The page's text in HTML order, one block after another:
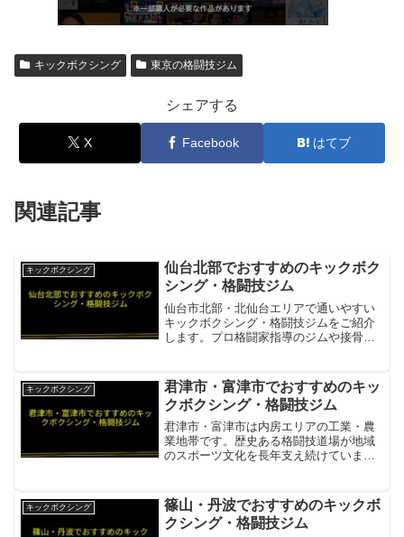
キックボクシング 東京の格闘技ジム
シェアする
X Facebook はてブ
関連記事
キックボクシング
仙台北部でおすすめのキックボク
シング・格闘技ジム
仙台市北部・北仙台エリアで通いやすい
キックボクシング・格闘技ジムをご紹介
します。プロ格闘家指導のジムや接骨院
仙台駅徒歩5分・台原駅徒歩8分・プロ格
闘家による指導・初心者...
キックボクシング
君津市・富津市でおすすめのキッ
クボクシング・格闘技ジム
君津市・富津市は内房エリアの工業・農
業地帯です。歴史ある格闘技道場が地域
のスポーツ文化を長年支え続けていま
クボクシングを本格指導。0439-54-6949
項目内容所在...
キックボクシング
篠山・丹波でおすすめのキックボ
クシング・格闘技ジム